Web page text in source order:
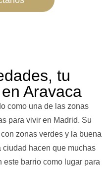
tu
Aravaca
como una de las zonas
para vivir en Madrid. Su
zonas verdes y la buena
hacen que muchas
barrio como lugar para